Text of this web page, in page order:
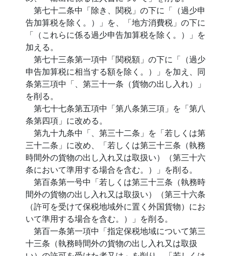
第七十二条中「除き、関税」の下に「（過少申
告加算税を除く。）」を、「地方消費税」の下に
「（これらに係る過少申告加算税を除く。）」を
加える。
第七十三条第一項中「関税額」の下に「（過少
申告加算税に相当する額を除く。）」を加え、同
条第三項中「、第三十一条（貨物の出し入れ）」
を削る。
第七十七条第五項中「第八条第三項」を「第八
条第四項」に改める。
第九十九条中「、第三十二条」を「若しくは第
三十二条」に改め、「若しくは第三十三条（執務
時間外の貨物の出し入れ又は取扱い）（第三十六
条において準用する場合を含む。）」を削る。
第百条第一号中「若しくは第三十三条（執務時
間外の貨物の出し入れ又は取扱い）（第三十六条
（許可を受けて保税地域外に置く外国貨物）にお
いて準用する場合を含む。）」を削る。
第百一条第一項中「指定保税地域について第三
十三条（執務時間外の貨物の出し入れ又は取扱